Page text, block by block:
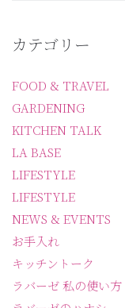
カテゴリー
FOOD & TRAVEL
GARDENING
KITCHEN TALK
LA BASE
LIFESTYLE
LIFESTYLE
NEWS & EVENTS
お手入れ
キッチントーク
ラバーゼ 私の使い方